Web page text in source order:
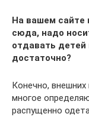
На вашем сайте
сюда, надо
отдавать детей
достаточно?
Конечно,
многое
распущенно